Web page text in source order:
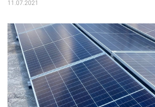
11.07.2021